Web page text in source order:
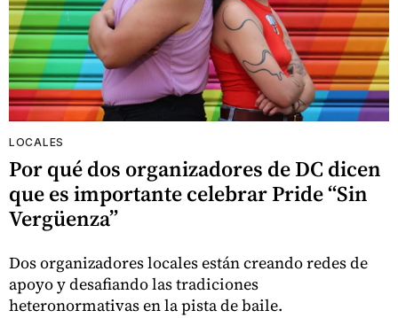
LOCALES
Por qué dos organizadores de DC dicen
que es importante celebrar Pride “Sin
Vergüenza”
Dos organizadores locales están creando redes de
apoyo y desafiando las tradiciones
heteronormativas en la pista de baile.